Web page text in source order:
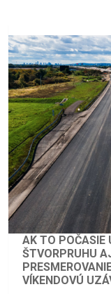
AK TO POČASIE
ŠTVORPRUHU
VÍKENDOVÚ